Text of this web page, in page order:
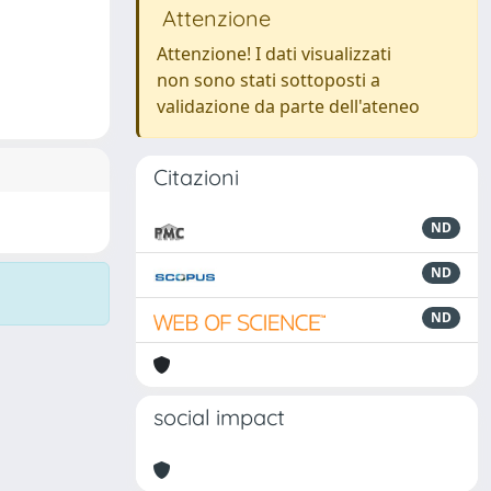
Attenzione
Attenzione! I dati visualizzati
non sono stati sottoposti a
validazione da parte dell'ateneo
Citazioni
ND
ND
ND
social impact